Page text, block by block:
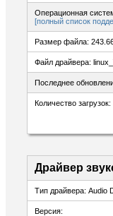
Операционная
[полный список
Размер файла:
Файл драйвера:
Последнее
Количество загрузок:
Драйвер
Тип драйвера: Audio
Версия: